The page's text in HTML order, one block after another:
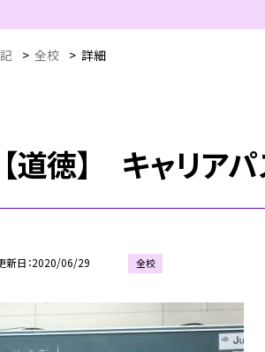
> 全校 > 詳細
道徳】 キャリア
新日 2020/06/29 全校